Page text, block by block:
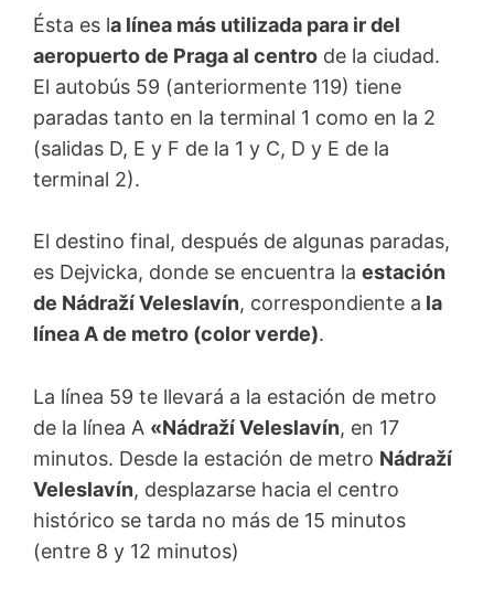
Ésta es la línea más utilizada para ir del
aeropuerto de Praga al centro de la ciudad.
El autobús 59 (anteriormente 119) tiene
paradas tanto en la terminal 1 como en la 2
(salidas D, E y F de la 1 y C, D y E de la
terminal 2).
El destino final, después de algunas paradas,
es Dejvicka, donde se encuentra la estación
de Nádraží Veleslavín, correspondiente a la
línea A de metro (color verde).
La línea 59 te llevará a la estación de metro
de la línea A «Nádraží Veleslavín, en 17
minutos. Desde la estación de metro Nádraží
Veleslavín, desplazarse hacia el centro
histórico se tarda no más de 15 minutos
(entre 8 y 12 minutos)